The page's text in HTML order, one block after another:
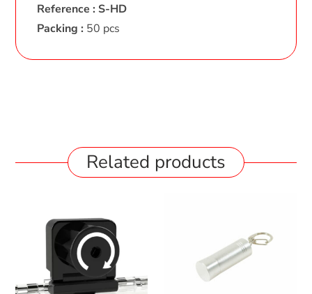
Reference : S-HD
Packing : 50 pcs
Related products